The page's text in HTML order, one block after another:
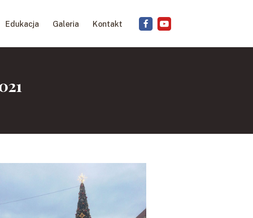
Edukacja Galeria Kontakt